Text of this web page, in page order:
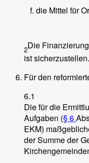
die Mittel für
2Die
ist sicherzustellen.
Für den
6.1
Die für die
Aufgaben (§ 6
EKM)
der Summe der